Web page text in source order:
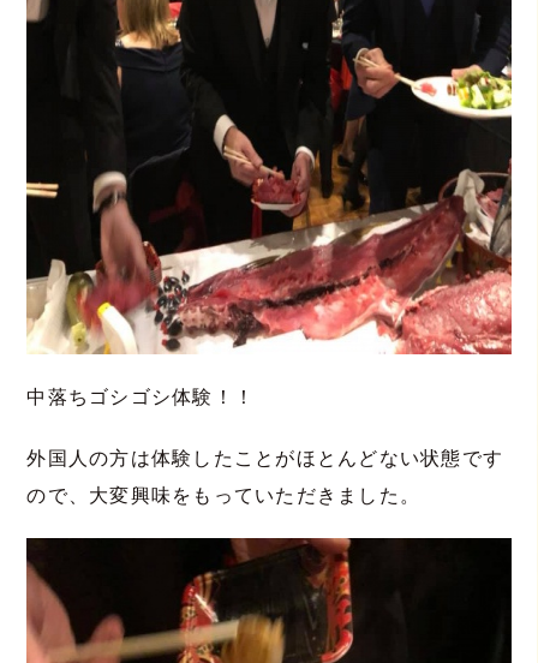
中落ちゴシゴシ体験！！
外国人の方は体験したことがほとんどない状態です
ので、大変興味をもっていただきました。